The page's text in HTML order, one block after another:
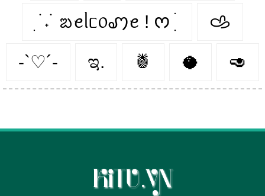
ִ ࣪ ˖ ࣪ ᨰꫀᥣᥴ᥆ꩇꫀ ! ᰔ ִ ׄ 𐚁
-`♡´- ಇ. 🍍 🥥 🥑